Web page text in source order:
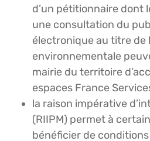
d’un pétitionnaire dont
une consultation du
électronique au titre de
environnementale
mairie du territoire
espaces France
la raison impérative
(RIIPM) permet à
bénéficier de